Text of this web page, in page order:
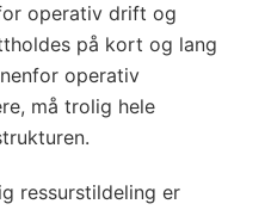
operativ drift og
på kort og lang
operativ
må trolig hele
ressurstildeling er